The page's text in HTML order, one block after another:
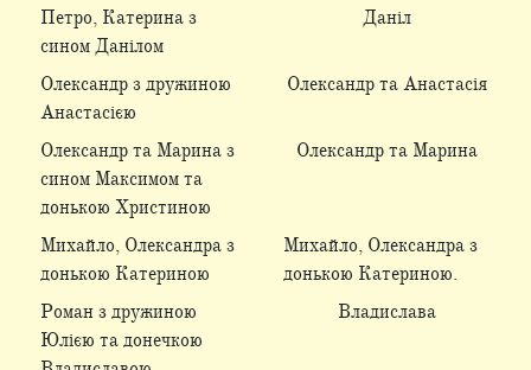
Петро, Катерина з
сином Данілом
Даніл
Олександр з дружиною
Анастасією
Олександр та Анастасія
Олександр та Марина з
сином Максимом та
донькою Христиною
Олександр та Марина
Михайло, Олександра з
донькою Катериною
Михайло, Олександра з
донькою Катериною.
Роман з дружиною
Юлією та донечкою
Владислава